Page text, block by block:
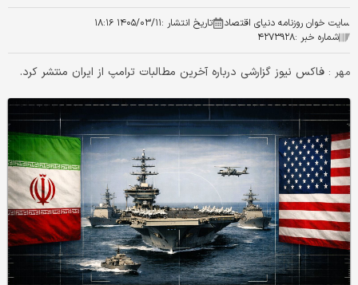
سایت خوان روزنامه دنیای اقتصاد تاریخ انتشار :۱۴۰۵/۰۳/۱۱ ۱۸:۱۶
شماره خبر :۴۲۷۳۹۲۸
مهر : فاکس نیوز گزارشی درباره آخرین مطالبات ترامپ از ایران منتشر کرد.